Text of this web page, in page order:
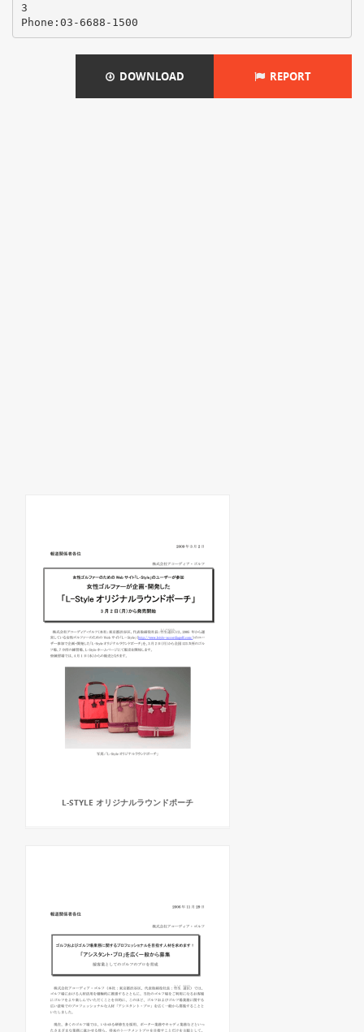
3
DOWNLOAD REPORT
L-STYLE オリジナルラウンドポーチ